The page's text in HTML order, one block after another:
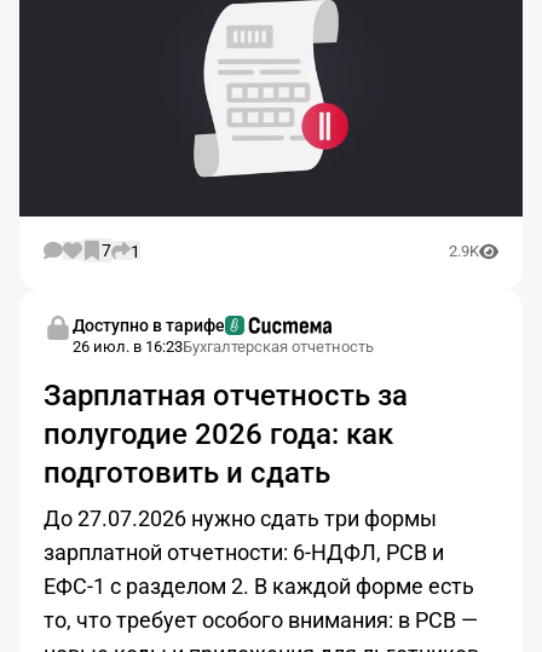
7 1 2.9K
Доступно в тарифе
26 июл. в 16:23Бухгалтерская отчетность
Зарплатная отчетность за
полугодие 2026 года: как
подготовить и сдать
До 27.07.2026 нужно сдать три формы
зарплатной отчетности: 6-НДФЛ, РСВ и
ЕФС-1 с разделом 2. В каждой форме есть
то, что требует особого внимания: в РСВ —